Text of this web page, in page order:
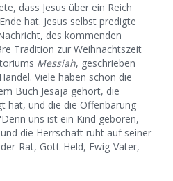
dass Jesus über ein Reich
hat. Jesus selbst predigte
des kommenden
Tradition zur Weihnachtszeit
Messiah, geschrieben
Viele haben schon die
Buch Jesaja gehört, die
hat, und die die Offenbarung
uns ist ein Kind geboren,
die Herrschaft ruht auf seiner
Rat, Gott-Held, Ewig-Vater,